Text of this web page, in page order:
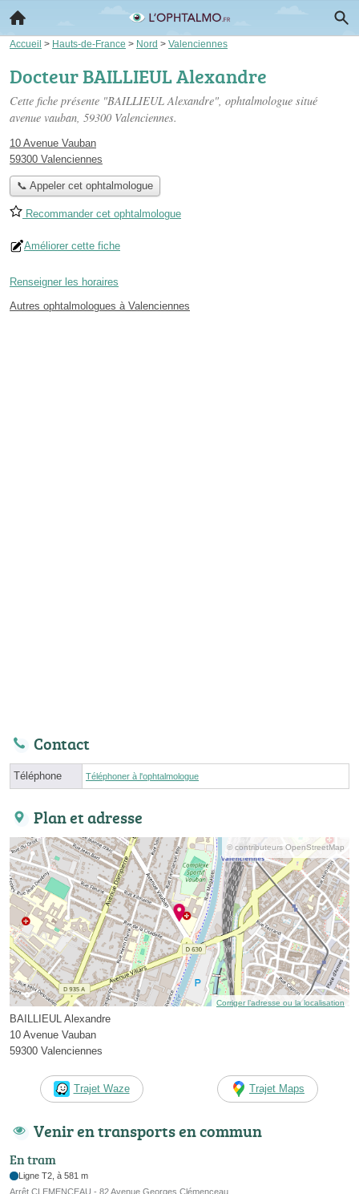
Accueil > Hauts-de-France > Nord > Valenciennes
Docteur BAILLIEUL Alexandre
Cette fiche présente "BAILLIEUL Alexandre", ophtalmologue situé
avenue vauban, 59300 Valenciennes.
10 Avenue Vauban
59300 Valenciennes
📞 Appeler cet ophtalmologue
Recommander cet ophtalmologue
Améliorer cette fiche
Renseigner les horaires
Autres ophtalmologues à Valenciennes
Contact
Téléphone Téléphoner à l'ophtalmologue
Plan et adresse
© contributeurs OpenStreetMap
Corriger l’adresse ou la localisation
BAILLIEUL Alexandre
10 Avenue Vauban
59300 Valenciennes
Trajet Waze Trajet Maps
Venir en transports en commun
En tram
Ligne T2, à 581 m
Arrêt CLEMENCEAU - 82 Avenue Georges Clémenceau